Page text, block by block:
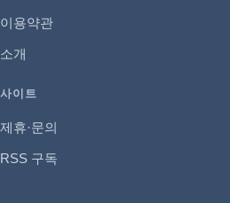
이용약관
소개
사이트
제휴·문의
RSS 구독